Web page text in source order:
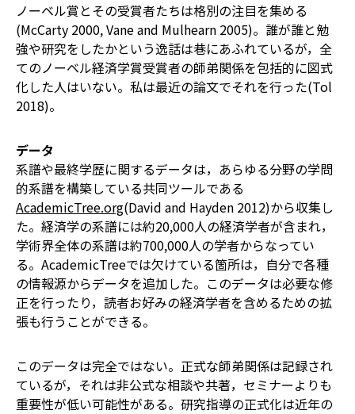
ノーベル賞とその受賞者たちは格別の注目を集める
(McCarty 2000, Vane and Mulhearn 2005)。誰が誰と勉
強や研究をしたかという逸話は巷にあふれているが，全
てのノーベル経済学賞受賞者の師弟関係を包括的に図式
化した人はいない。私は最近の論文でそれを行った(Tol
2018)。
データ
系譜や最終学歴に関するデータは，あらゆる分野の学問
的系譜を構築している共同ツールである
AcademicTree.org(David and Hayden 2012)から収集し
た。経済学の系譜には約20,000人の経済学者が含まれ，
学術界全体の系譜は約700,000人の学者からなってい
る。AcademicTreeでは欠けている箇所は，自分で各種
の情報源からデータを追加した。このデータは必要な修
正を行ったり，読者お好みの経済学者を含めるための拡
張も行うことができる。
このデータは完全ではない。正式な師弟関係は記録され
ているが，それは非公式な相談や共著，セミナーよりも
重要性が低い可能性がある。研究指導の正式化は近年の